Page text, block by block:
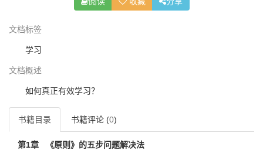
文档标签
学习
文档概述
如何真正有效学习？
书籍目录 书籍评论 (0)
第1章 《原则》的五步问题解决法